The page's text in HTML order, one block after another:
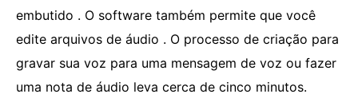
embutido . O software também permite que você
edite arquivos de áudio . O processo de criação para
gravar sua voz para uma mensagem de voz ou fazer
uma nota de áudio leva cerca de cinco minutos.